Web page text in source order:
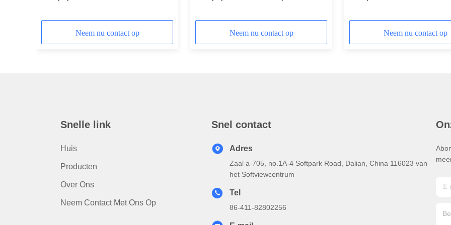
Neem nu contact op
van de Dampbarrière
Neem nu contact op
Neem nu contact op
Snelle link
Huis
Producten
Over Ons
Neem Contact Met Ons Op
Snel contact
Adres
Zaal a-705, no.1A-4 Softpark Road, Dalian, China 116023 van
het Softviewcentrum
Tel
86-411-82802256